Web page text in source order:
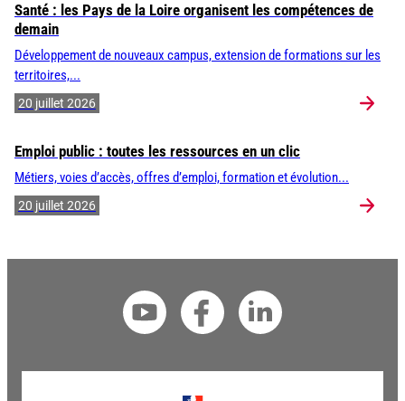
Santé : les Pays de la Loire organisent les compétences de
demain
Développement de nouveaux campus, extension de formations sur les
territoires,...
20 juillet 2026
Emploi public : toutes les ressources en un clic
Métiers, voies d’accès, offres d’emploi, formation et évolution...
20 juillet 2026